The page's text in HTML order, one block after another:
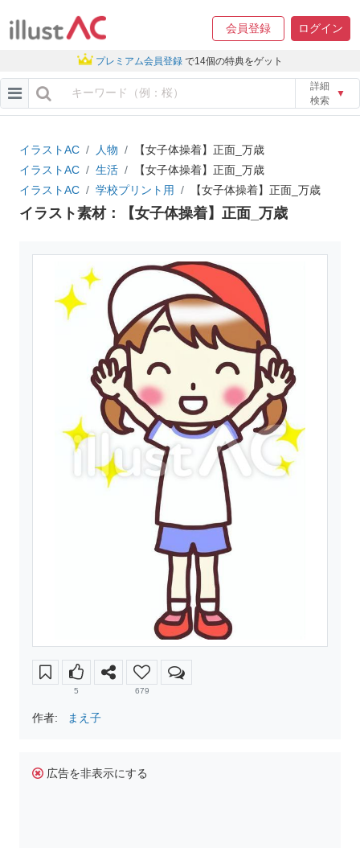
会員登録 ログイン
プレミアム会員登録 で14個の特典をゲット
詳細
検索
▼
イラストAC 人物
【女子体操着】正面_万歳
イラストAC
生活
【女子体操着】正面_万歳
イラストAC
学校プリント用 【女子体操着】正面_万歳
イラスト素材：【女子体操着】正面_万歳
5 679
作者: まえ子
広告を非表示にする